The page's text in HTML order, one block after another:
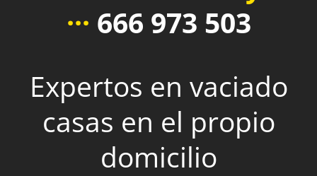
··· 666 973 503
Expertos en vaciado
casas en el propio
domicilio